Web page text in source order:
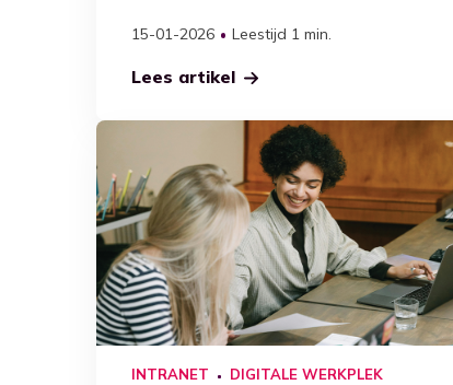
15-01-2026 Leestijd 1 min.
Lees artikel
INTRANET DIGITALE WERKPLEK